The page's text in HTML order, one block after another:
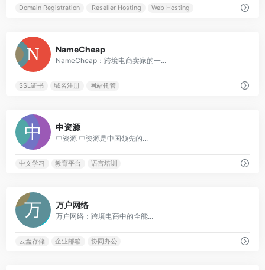
Domain Registration Reseller Hosting Web Hosting
NameCheap
NameCheap：跨境电商卖家的一...
SSL证书 域名注册 网站托管
中资源
中资源 中资源是中国领先的...
中文学习 教育平台 语言培训
万户网络
万户网络：跨境电商中的全能...
云盘存储 企业邮箱 协同办公